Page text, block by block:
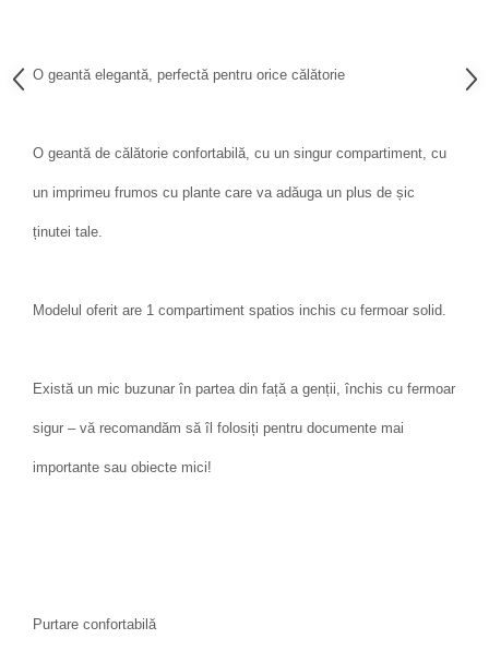
O geantă elegantă, perfectă pentru orice călătorie
O geantă de călătorie confortabilă, cu un singur compartiment, cu
un imprimeu frumos cu plante care va adăuga un plus de șic
ținutei tale.
Modelul oferit are 1 compartiment spatios inchis cu fermoar solid.
Există un mic buzunar în partea din față a genții, închis cu fermoar
sigur – vă recomandăm să îl folosiți pentru documente mai
importante sau obiecte mici!
Purtare confortabilă